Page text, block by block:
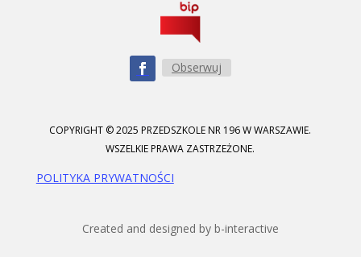
Obserwuj
COPYRIGHT © 2025 PRZEDSZKOLE NR 196 W WARSZAWIE.
WSZELKIE PRAWA ZASTRZEŻONE.
POLITYKA PRYWATNOŚCI
Created and designed by b-interactive